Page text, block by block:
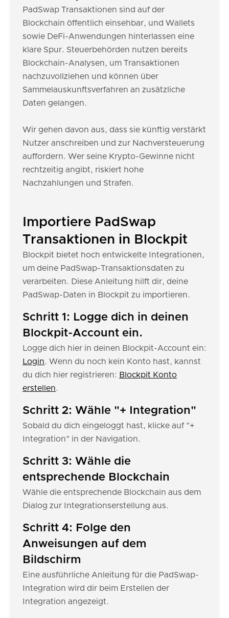
PadSwap Transaktionen sind auf der
Blockchain öffentlich einsehbar, und Wallets
sowie DeFi-Anwendungen hinterlassen eine
klare Spur. Steuerbehörden nutzen bereits
Blockchain-Analysen, um Transaktionen
nachzuvollziehen und können über
Sammelauskunftsverfahren an zusätzliche
Daten gelangen.
Wir gehen davon aus, dass sie künftig verstärkt
Nutzer anschreiben und zur Nachversteuerung
auffordern. Wer seine Krypto-Gewinne nicht
rechtzeitig angibt, riskiert hohe
Nachzahlungen und Strafen.
Importiere PadSwap
Transaktionen in Blockpit
Blockpit bietet hoch entwickelte Integrationen,
um deine PadSwap-Transaktionsdaten zu
verarbeiten. Diese Anleitung hilft dir, deine
PadSwap-Daten in Blockpit zu importieren.
Schritt 1: Logge dich in deinen
Blockpit-Account ein.
Logge dich hier in deinen Blockpit-Account ein:
Login. Wenn du noch kein Konto hast, kannst
du dich hier registrieren: Blockpit Konto
erstellen.
Schritt 2: Wähle "+ Integration"
Sobald du dich eingeloggt hast, klicke auf "+
Integration" in der Navigation.
Schritt 3: Wähle die
entsprechende Blockchain
Wähle die entsprechende Blockchain aus dem
Dialog zur Integrationserstellung aus.
Schritt 4: Folge den
Anweisungen auf dem
Bildschirm
Eine ausführliche Anleitung für die PadSwap-
Integration wird dir beim Erstellen der
Integration angezeigt.